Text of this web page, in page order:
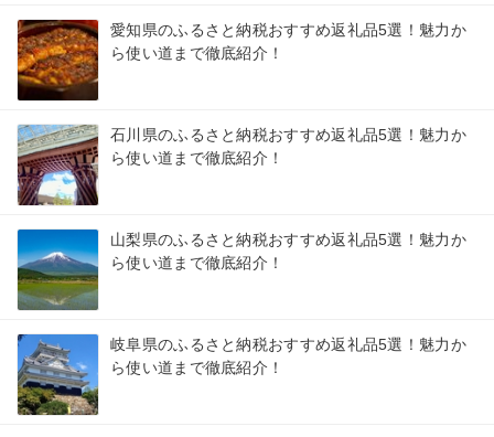
愛知県のふるさと納税おすすめ返礼品5選！魅力か
ら使い道まで徹底紹介！
石川県のふるさと納税おすすめ返礼品5選！魅力か
ら使い道まで徹底紹介！
山梨県のふるさと納税おすすめ返礼品5選！魅力か
ら使い道まで徹底紹介！
岐阜県のふるさと納税おすすめ返礼品5選！魅力か
ら使い道まで徹底紹介！